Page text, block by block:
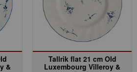
&
Tallrik flat 21 cm Old
Luxembourg Villeroy &